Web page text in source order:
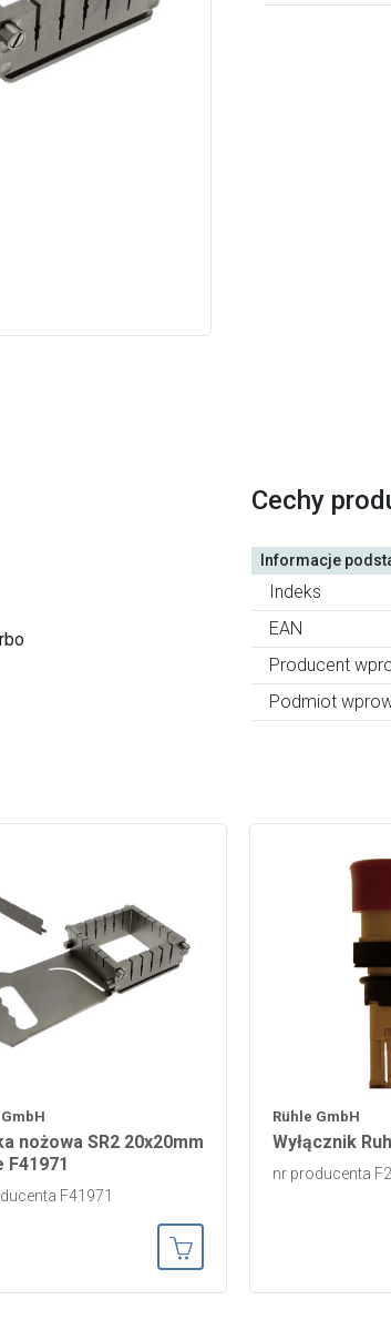
Cechy
Informacje
Indeks
EAN
Producent
Podmiot
nożowa SR2 20x20mm
F41971
F41971
Rühle GmbH
Wyłącznik
nr producenta